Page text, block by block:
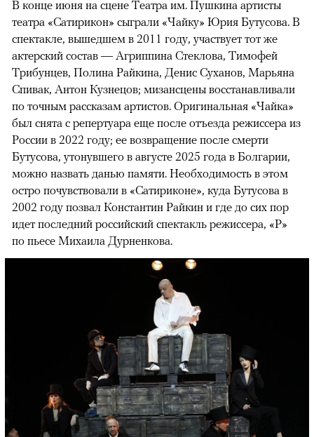
В конце июня на сцене Театра им. Пушкина артисты
театра «Сатирикон» сыграли «Чайку» Юрия Бутусова. В
спектакле, вышедшем в 2011 году, участвует тот же
актерский состав — Агриппина Стеклова, Тимофей
Трибунцев, Полина Райкина, Денис Суханов, Марьяна
Спивак, Антон Кузнецов; мизансцены восстанавливали
по точным рассказам артистов. Оригинальная «Чайка»
был снята с репертуара еще после отъезда режиссера из
России в 2022 году; ее возвращение после смерти
Бутусова, утонувшего в августе 2025 года в Болгарии,
можно назвать данью памяти. Необходимость в этом
остро почувствовали в «Сатириконе», куда Бутусова в
2002 году позвал Константин Райкин и где до сих пор
идет последний российский спектакль режиссера, «Р»
по пьесе Михаила Дурненкова.